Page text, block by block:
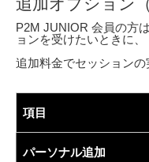
P2M JUNIOR 会員の方
ョンを受けたいときに、
追加料金でセッションの
項目
パーソナル追加